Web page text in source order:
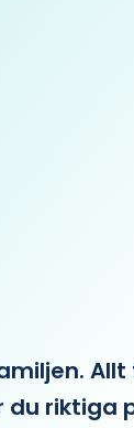
riktiga